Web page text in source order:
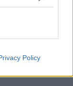
Policy
musica
la scrittura
significativo per
brano obbligatorio
che proporrà